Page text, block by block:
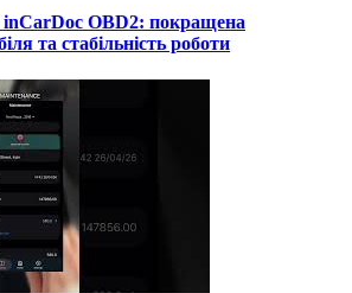
OBD2: покращена
та стабільність роботи